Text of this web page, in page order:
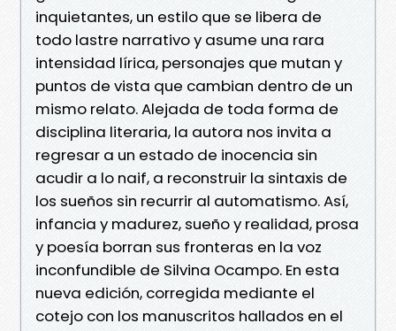
inquietantes, un estilo que se libera de
todo lastre narrativo y asume una rara
intensidad lírica, personajes que mutan y
puntos de vista que cambian dentro de un
mismo relato. Alejada de toda forma de
disciplina literaria, la autora nos invita a
regresar a un estado de inocencia sin
acudir a lo naif, a reconstruir la sintaxis de
los sueños sin recurrir al automatismo. Así,
infancia y madurez, sueño y realidad, prosa
y poesía borran sus fronteras en la voz
inconfundible de Silvina Ocampo. En esta
nueva edición, corregida mediante el
cotejo con los manuscritos hallados en el